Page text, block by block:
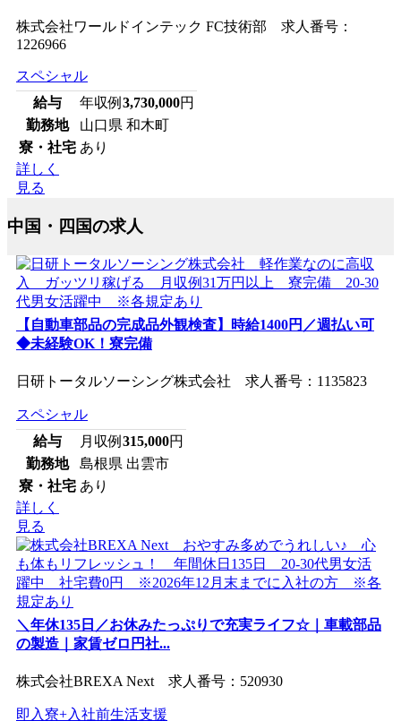
株式会社ワールドインテック FC技術部 求人番号：
1226966
スペシャル
給与
年収例 3,730,000円
勤務地
山口県 和木町
寮・社宅 あり
詳しく
見る
中国・四国の求人
【自動車部品の完成品外観検査】時給1400円／週払い可
◆未経験OK！寮完備
日研トータルソーシング株式会社 求人番号：1135823
スペシャル
給与
月収例 315,000円
勤務地
島根県 出雲市
寮・社宅 あり
詳しく
見る
＼年休135日／お休みたっぷりで充実ライフ☆｜車載部品
の製造｜家賃ゼロ円社...
株式会社BREXA Next 求人番号：520930
即入寮+入社前生活支援